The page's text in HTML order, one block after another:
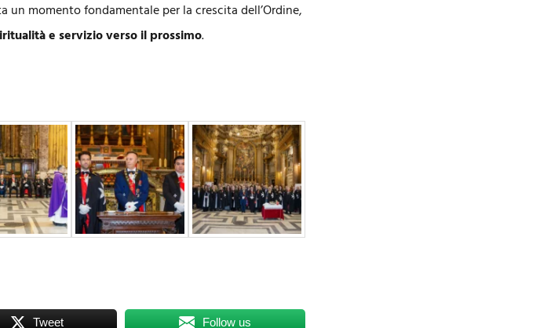
un momento fondamentale per la crescita dell’Ordine,
e servizio verso il prossimo.
Tweet Follow us